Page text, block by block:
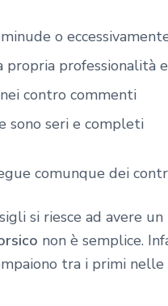
o
propria
contro commenti
sono seri e completi
comunque dei
si riesce ad avere
non è semplice.
tra i primi